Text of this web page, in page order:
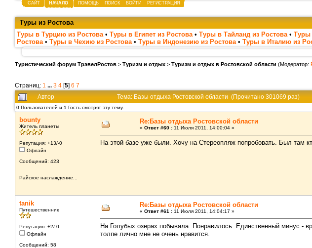
САЙТ НАЧАЛО ПОМОЩЬ ПОИСК ВОЙТИ РЕГИСТРАЦИЯ
Туры из Ростова
Туры в Турцию из Ростова • Туры в Египет из Ростова • Туры в Тайланд из Ростова • Туры
Ростова • Туры в Чехию из Ростова • Туры в Индонезию из Ростова • Туры в Италию из
Туристический форум ТрэвелРостов > Туризм и отдых > Туризм и отдых в Ростовской области (Модератор:
Страниц: 1 ... 3 4 [5] 6 7
Автор Тема: Базы отдыха Ростовской области (Прочитано 301069 раз)
0 Пользователей и 1 Гость смотрят эту тему.
bounty
Житель планеты
Репутация: +13/-0
Офлайн
Сообщений: 423
Райское наслаждение...
Re:Базы отдыха Ростовской области
« Ответ #60 : 11 Июля 2011, 14:00:04 »
На этой базе уже были. Хочу на Стереопляж попробовать. Был там
tanik
Путешественник
Репутация: +2/-0
Офлайн
Сообщений: 58
Re:Базы отдыха Ростовской области
« Ответ #61 : 11 Июля 2011, 14:04:17 »
На Голубых озерах побывала. Понравилось. Единственный минус -
толпе лично мне не очень нравится.